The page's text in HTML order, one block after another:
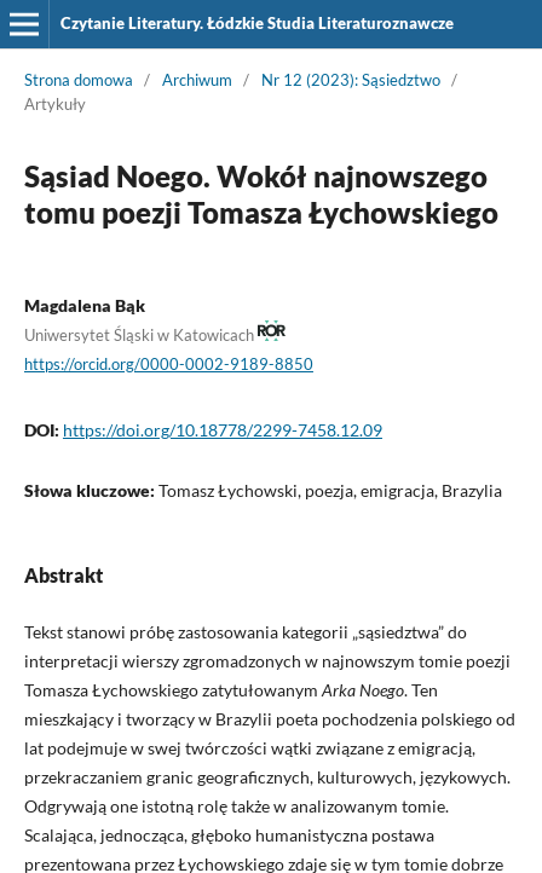
Czytanie Literatury. Łódzkie Studia Literaturoznawcze
Strona domowa / Archiwum / Nr 12 (2023): Sąsiedztwo /
Artykuły
Sąsiad Noego. Wokół najnowszego
tomu poezji Tomasza Łychowskiego
Magdalena Bąk
Uniwersytet Śląski w Katowicach
https://orcid.org/0000-0002-9189-8850
DOI: https://doi.org/10.18778/2299-7458.12.09
Słowa kluczowe: Tomasz Łychowski, poezja, emigracja, Brazylia
Abstrakt
Tekst stanowi próbę zastosowania kategorii „sąsiedztwa” do
interpretacji wierszy zgromadzonych w najnowszym tomie poezji
Tomasza Łychowskiego zatytułowanym Arka Noego. Ten
mieszkający i tworzący w Brazylii poeta pochodzenia polskiego od
lat podejmuje w swej twórczości wątki związane z emigracją,
przekraczaniem granic geograficznych, kulturowych, językowych.
Odgrywają one istotną rolę także w analizowanym tomie.
Scalająca, jednocząca, głęboko humanistyczna postawa
prezentowana przez Łychowskiego zdaje się w tym tomie dobrze